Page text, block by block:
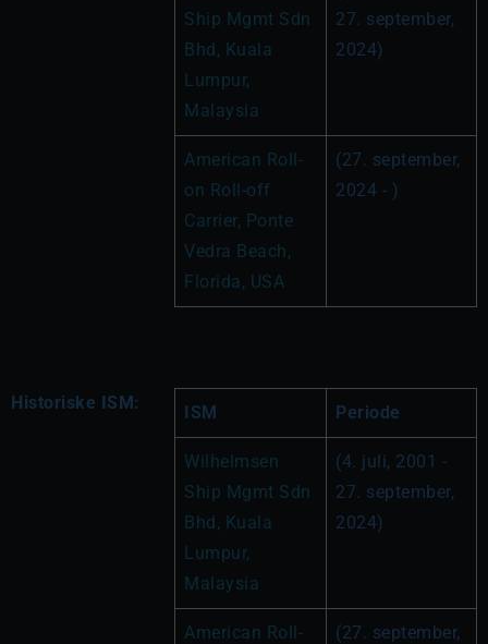
Ship Mgmt Sdn
Bhd, Kuala
Lumpur,
Malaysia
27. september,
2024)
American Roll-
on Roll-off
Carrier, Ponte
Vedra Beach,
Florida, USA
(27. september,
2024 - )
Historiske ISM: ISM Periode
Wilhelmsen
Ship Mgmt Sdn
Bhd, Kuala
Lumpur,
Malaysia
(4. juli, 2001 -
27. september,
2024)
American Roll-
(27. september,